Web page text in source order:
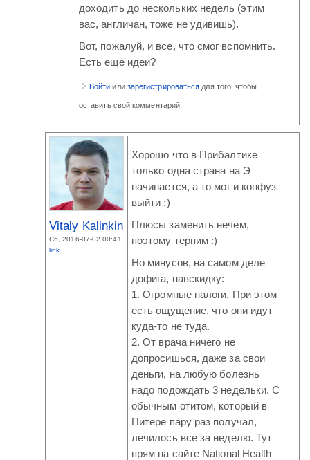
доходить до нескольких недель (этим
вас, англичан, тоже не удивишь).
Вот, пожалуй, и все, что смог вспомнить.
Есть еще идеи?
Войти или зарегистрироваться для того, чтобы
оставить свой комментарий.
Vitaly Kalinkin
Сб, 2016-07-02 00:41
link
Хорошо что в Прибалтике
только одна страна на Э
начинается, а то мог и конфуз
выйти :)
Плюсы заменить нечем,
поэтому терпим :)
Но минусов, на самом деле
дофига, навскидку:
1. Огромные налоги. При этом
есть ощущение, что они идут
куда-то не туда.
2. От врача ничего не
допросишься, даже за свои
деньги, на любую болезнь
надо подождать 3 недельки. С
обычным отитом, который в
Питере пару раз получал,
лечилось все за неделю. Тут
прям на сайте National Health